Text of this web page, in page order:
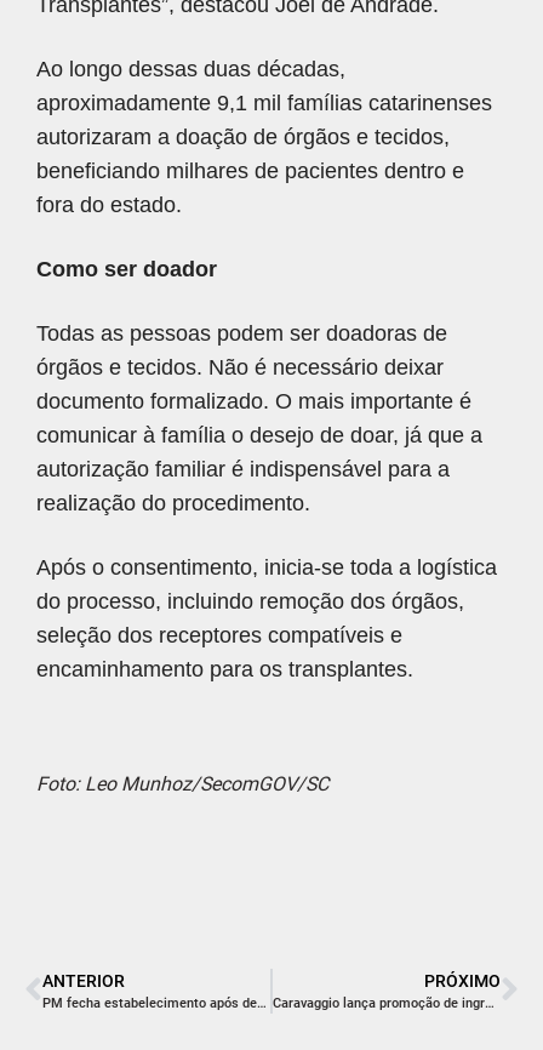
Transplantes”, destacou Joel de Andrade.
Ao longo dessas duas décadas,
aproximadamente 9,1 mil famílias catarinenses
autorizaram a doação de órgãos e tecidos,
beneficiando milhares de pacientes dentro e
fora do estado.
Como ser doador
Todas as pessoas podem ser doadoras de
órgãos e tecidos. Não é necessário deixar
documento formalizado. O mais importante é
comunicar à família o desejo de doar, já que a
autorização familiar é indispensável para a
realização do procedimento.
Após o consentimento, inicia-se toda a logística
do processo, incluindo remoção dos órgãos,
seleção dos receptores compatíveis e
encaminhamento para os transplantes.
Foto: Leo Munhoz/SecomGOV/SC
ANTERIOR
PM fecha estabelecimento após denúncias de som alto no Centro de Criciúma
PRÓXIMO
Caravaggio lança promoção de ingressos para mães